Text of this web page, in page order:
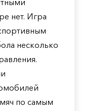
нет. Игра
несколько
по самым